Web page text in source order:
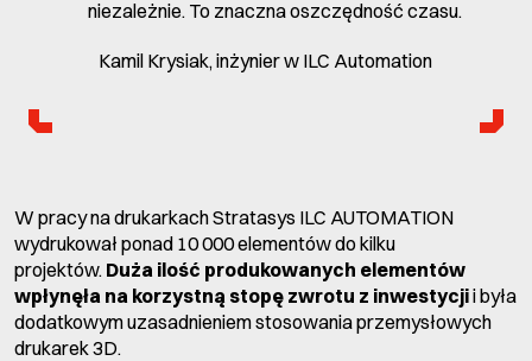
niezależnie. To znaczna oszczędność czasu.
Kamil Krysiak, inżynier w ILC Automation
W pracy na drukarkach Stratasys ILC AUTOMATION
wydrukował ponad 10 000 elementów do kilku
projektów. Duża ilość produkowanych elementów
wpłynęła na korzystną stopę zwrotu z inwestycjii była
dodatkowym uzasadnieniem stosowania przemysłowych
drukarek 3D.